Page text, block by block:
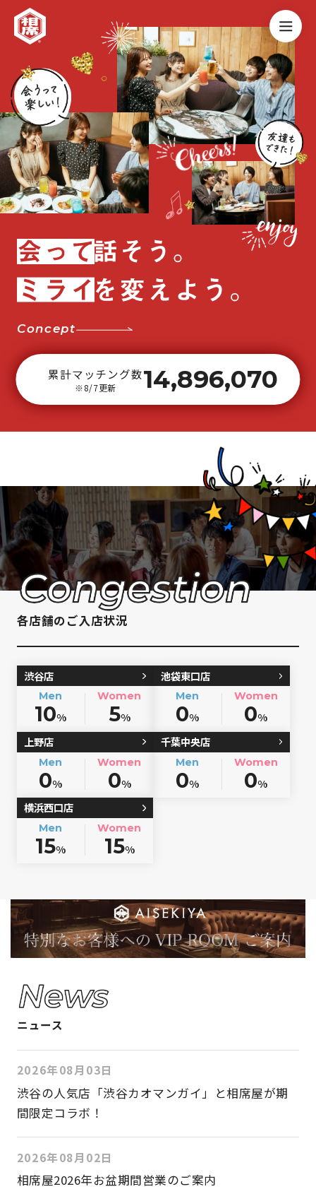
Concept
累計マッチング数
※8/7更新 14,896,070
各店舗のご入店状況
渋谷店
Men
10%
Women
5%
池袋東口店
Men
0%
Women
0%
上野店
Men
0%
Women
0%
千葉中央店
Men
0%
Women
0%
横浜西口店
Men
15%
Women
15%
ニュース
2026年08月03日
渋谷の人気店「渋谷カオマンガイ」と相席屋が期
間限定コラボ！
2026年08月02日
相席屋2026年お盆期間営業のご案内